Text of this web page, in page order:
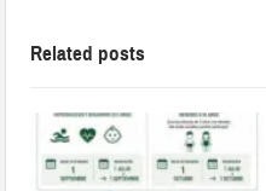
Related posts